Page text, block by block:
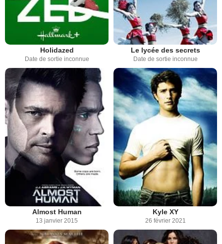
Holidazed
Date de sortie inconnue
Le lycée des secrets
Date de sortie inconnue
Almost Human
13 janvier 2015
Kyle XY
26 février 2021